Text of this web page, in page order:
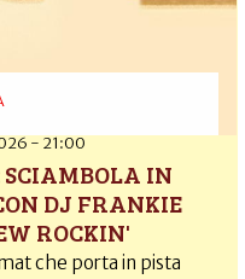
- 21:00
SCIAMBOLA IN
DJ FRANKIE
ROCKIN'
che porta in pista